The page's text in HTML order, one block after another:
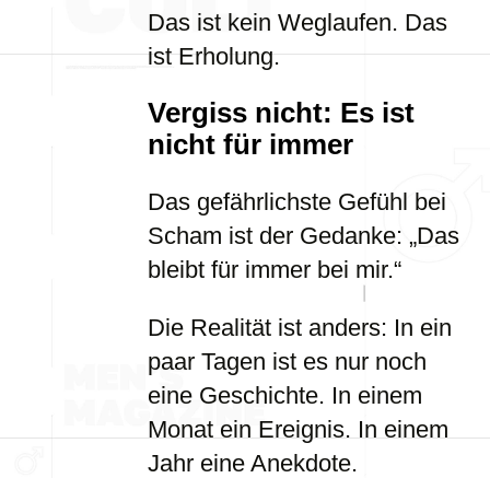
Das ist kein Weglaufen. Das
ist Erholung.
Vergiss nicht: Es ist
nicht für immer
Das gefährlichste Gefühl bei
Scham ist der Gedanke: „Das
bleibt für immer bei mir.“
Die Realität ist anders: In ein
paar Tagen ist es nur noch
eine Geschichte. In einem
Monat ein Ereignis. In einem
Jahr eine Anekdote.